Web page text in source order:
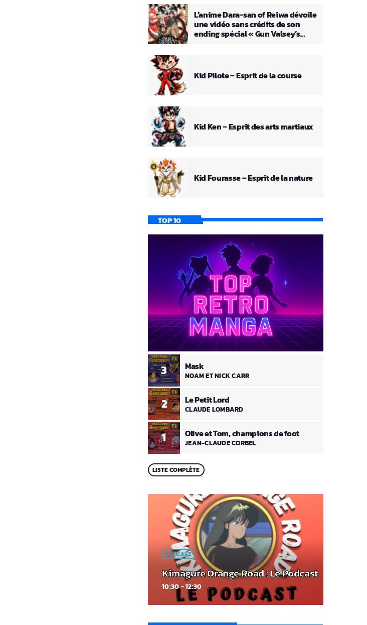
L’anime Dara-san of Reiwa dévoile
une vidéo sans crédits de son
ending spécial « Gun Valsey’s
Kid Pilote – Esprit de la course
Kid Ken – Esprit des arts martiaux
Kid Fourasse – Esprit de la nature
TOP 10
1 Olive et Tom, champions de foot
JEAN-CLAUDE CORBEL
2 Le Petit Lord
CLAUDE LOMBARD
3 Mask
NOAM ET NICK CARR
LISTE COMPLÈTE
PODCAST
Kimagure Orange Road : Le Podcast
10:30 - 12:30